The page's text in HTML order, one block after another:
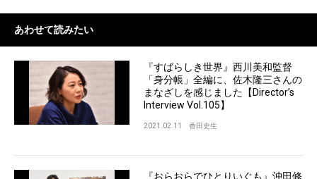
あわせて読みたい
『すばらしき世界』西川美和監督
「身分帳」全編に、佐木隆三さんの
まなざしを感じました【Director’s
Interview Vol.105】
2021.02.11 香田史生
『おらおらでひとりいぐも』沖田修